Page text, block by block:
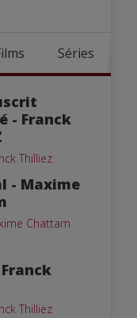
Séries
- Franck
Thilliez
- Maxime
Chattam
Thilliez